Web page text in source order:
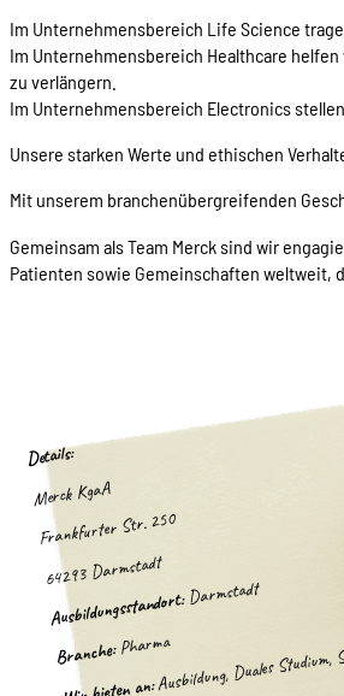
Im Unternehmensbereich Life Science
Im Unternehmensbereich Healthcare
zu verlängern.
Im Unternehmensbereich Electronics
Unsere starken Werte und ethischen
Mit unserem branchenübergreifenden
Gemeinsam als Team Merck sind wir
Patienten sowie Gemeinschaften weltweit,
Details:
Merck KgaA
Frankfurter Str. 250
64293 Darmstadt
Ausbildungsstandort:Darmstadt
Branche:PharmaAusbildung, Duales